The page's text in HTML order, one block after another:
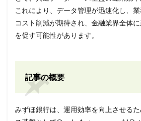
これにより、データ管理が迅速化し、
コスト削減が期待され、金融業界全体
を促す可能性があります。
記事の概要
みずほ銀行は、運用効率を向上させる